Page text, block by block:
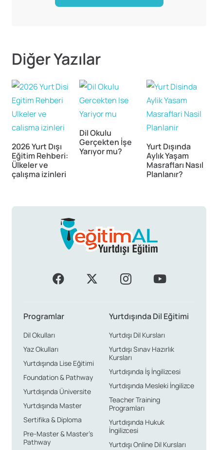
Diğer Yazılar
2026 Yurt Dışı
Eğitim Rehberi:
Ülkeler ve
çalışma izinleri
Dil Okulu
Gerçekten İşe
Yarıyor mu?
Yurt Dışında
Aylık Yaşam
Masrafları Nasıl
Planlanır?
Programlar
Dil Okulları
Yaz Okulları
Yurtdışında Lise Eğitimi
Foundation & Pathway
Yurtdışında Üniversite
Yurtdışında Master
Sertifika & Diploma
Pre-Master & Master’s
Pathway
Yurtdışında Dil Eğitimi
Yurtdışı Dil Kursları
Yurtdışı Sınav Hazırlık
Kursları
Yurtdışında İş İngilizcesi
Yurtdışında Mesleki İngilizce
Teacher Training
Programları
Yurtdışında Hukuk
İngilizcesi
Yurtdışı Online Dil Kursları